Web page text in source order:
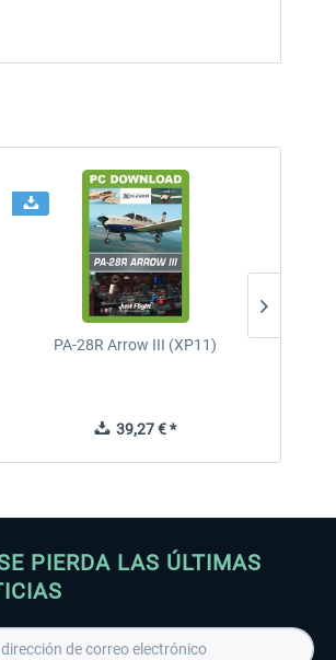
PA-28R Arrow III (XP11)
39,27 € *
PIERDA LAS ÚLTIMAS